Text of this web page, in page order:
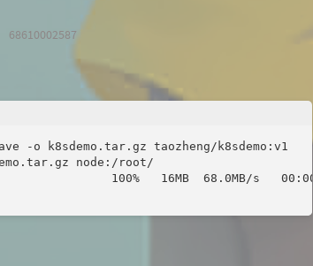
68610002587
-o k8sdemo.tar.gz taozheng/k8sdemo:v1
node:/root/
100%   16MB  68.0MB/s   00:00